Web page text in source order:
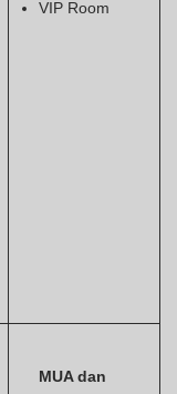
VIP Room
MUA dan